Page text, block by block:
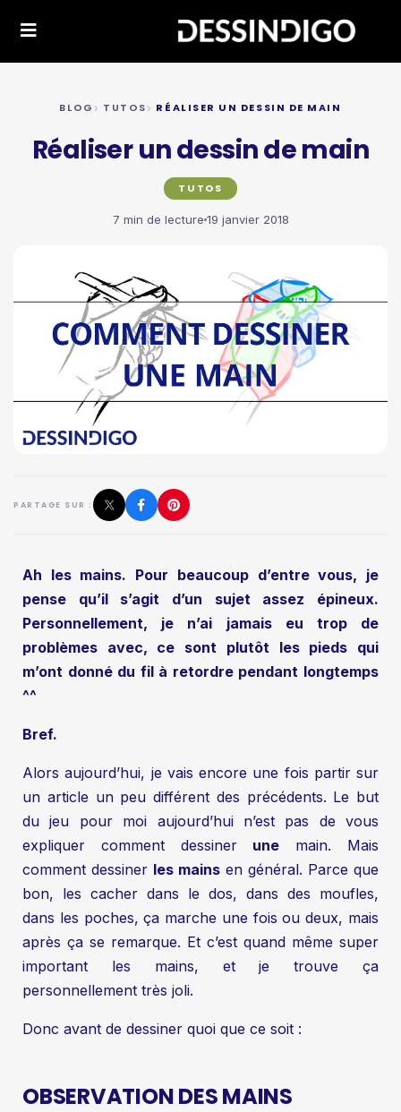
BLOG TUTOS RÉALISER UN DESSIN DE MAIN
Réaliser un dessin de main
TUTOS
7 min de lecture 19 janvier 2018
PARTAGE SUR :
Ah les mains. Pour beaucoup d’entre vous, je
pense qu’il s’agit d’un sujet assez épineux.
Personnellement, je n’ai jamais eu trop de
problèmes avec, ce sont plutôt les pieds qui
m’ont donné du fil à retordre pendant longtemps
^^
Bref.
Alors aujourd’hui, je vais encore une fois partir sur
un article un peu différent des précédents. Le but
du jeu pour moi aujourd’hui n’est pas de vous
expliquer comment dessiner une main. Mais
comment dessiner les mains en général. Parce que
bon, les cacher dans le dos, dans des moufles,
dans les poches, ça marche une fois ou deux, mais
après ça se remarque. Et c’est quand même super
important les mains, et je trouve ça
personnellement très joli.
Donc avant de dessiner quoi que ce soit :
OBSERVATION DES MAINS